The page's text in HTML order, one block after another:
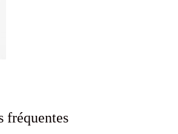
fréquentes